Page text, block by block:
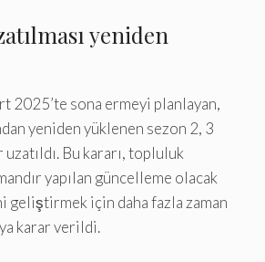
yeniden
2025’te sona ermeyi planlayan,
yeniden yüklenen sezon 2, 3
uzatıldı. Bu kararı, topluluk
yapılan güncelleme olacak
geliştirmek için daha fazla zaman
karar verildi.